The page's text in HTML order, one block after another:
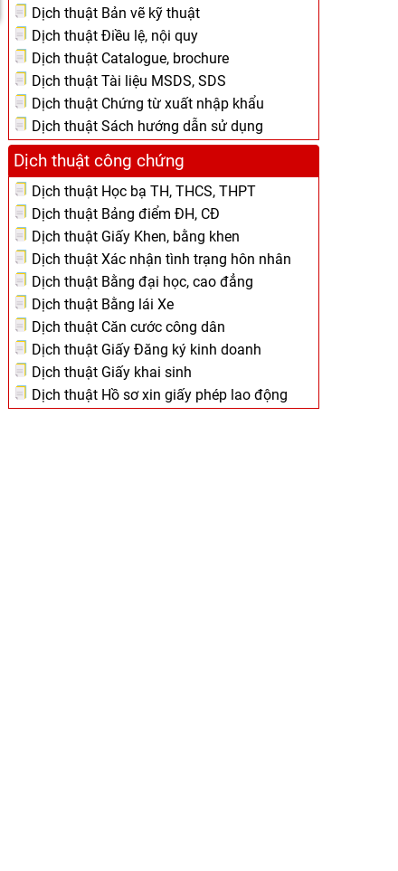
Dịch thuật Bản vẽ kỹ thuật
Dịch thuật Điều lệ, nội quy
Dịch thuật Catalogue, brochure
Dịch thuật Tài liệu MSDS, SDS
Dịch thuật Chứng từ xuất nhập khẩu
Dịch thuật Sách hướng dẫn sử dụng
Dịch thuật công chứng
Dịch thuật Học bạ TH, THCS, THPT
Dịch thuật Bảng điểm ĐH, CĐ
Dịch thuật Giấy Khen, bằng khen
Dịch thuật Xác nhận tình trạng hôn nhân
Dịch thuật Bằng đại học, cao đẳng
Dịch thuật Bằng lái Xe
Dịch thuật Căn cước công dân
Dịch thuật Giấy Đăng ký kinh doanh
Dịch thuật Giấy khai sinh
Dịch thuật Hồ sơ xin giấy phép lao động